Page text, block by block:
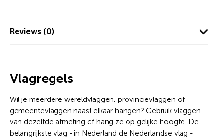
Reviews (0)
Vlagregels
Wil je meerdere wereldvlaggen, provincievlaggen of
gemeentevlaggen naast elkaar hangen? Gebruik vlaggen
van dezelfde afmeting of hang ze op gelijke hoogte. De
belangrijkste vlag - in Nederland de Nederlandse vlag -